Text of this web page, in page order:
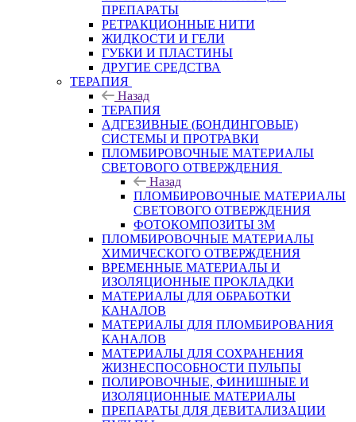
ПРЕПАРАТЫ
РЕТРАКЦИОННЫЕ НИТИ
ЖИДКОСТИ И ГЕЛИ
ГУБКИ И ПЛАСТИНЫ
ДРУГИЕ СРЕДСТВА
ТЕРАПИЯ
Назад
ТЕРАПИЯ
АДГЕЗИВНЫЕ (БОНДИНГОВЫЕ)
СИСТЕМЫ И ПРОТРАВКИ
ПЛОМБИРОВОЧНЫЕ МАТЕРИАЛЫ
СВЕТОВОГО ОТВЕРЖДЕНИЯ
Назад
ПЛОМБИРОВОЧНЫЕ МАТЕРИАЛЫ
СВЕТОВОГО ОТВЕРЖДЕНИЯ
ФОТОКОМПОЗИТЫ 3М
ПЛОМБИРОВОЧНЫЕ МАТЕРИАЛЫ
ХИМИЧЕСКОГО ОТВЕРЖДЕНИЯ
ВРЕМЕННЫЕ МАТЕРИАЛЫ И
ИЗОЛЯЦИОННЫЕ ПРОКЛАДКИ
МАТЕРИАЛЫ ДЛЯ ОБРАБОТКИ
КАНАЛОВ
МАТЕРИАЛЫ ДЛЯ ПЛОМБИРОВАНИЯ
КАНАЛОВ
МАТЕРИАЛЫ ДЛЯ СОХРАНЕНИЯ
ЖИЗНЕСПОСОБНОСТИ ПУЛЬПЫ
ПОЛИРОВОЧНЫЕ, ФИНИШНЫЕ И
ИЗОЛЯЦИОННЫЕ МАТЕРИАЛЫ
ПРЕПАРАТЫ ДЛЯ ДЕВИТАЛИЗАЦИИ